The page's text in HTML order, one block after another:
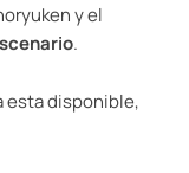
y el
.
esta disponible,